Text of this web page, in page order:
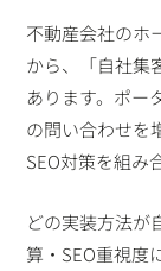
不動産会社のホ
から、「自社集
あります。ポー
の問い合わせを
SEO対策を組み
どの実装方法が
算・SEO重視度